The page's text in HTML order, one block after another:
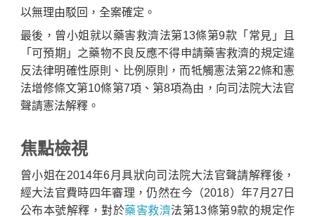
以無理由駁回，全案確定。
最後，曾小姐就以藥害救濟法第13條第9款「常見」且
「可預期」之藥物不良反應不得申請藥害救濟的規定違
反法律明確性原則、比例原則，而牴觸憲法第22條和憲
法增修條文第10條第7項、第8項為由，向司法院大法官
聲請憲法解釋。
焦點檢視
曾小姐在2014年6月具狀向司法院大法官聲請解釋後，
經大法官費時四年審理，仍然在今（2018）年7月27日
公布本號解釋，對於藥害救濟法第13條第9款的規定作